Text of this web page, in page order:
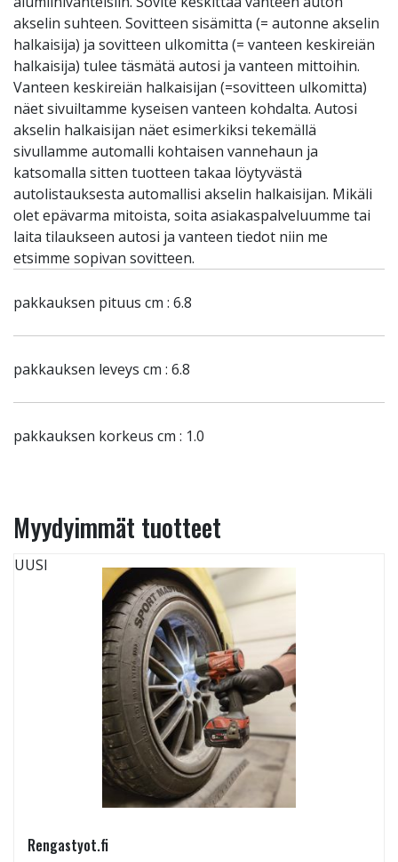
akselin suhteen. Sovitteen sisämitta (= autonne akselin
halkaisija) ja sovitteen ulkomitta (= vanteen keskireiän
halkaisija) tulee täsmätä autosi ja vanteen mittoihin.
Vanteen keskireiän halkaisijan (=sovitteen ulkomitta)
näet sivuiltamme kyseisen vanteen kohdalta. Autosi
akselin halkaisijan näet esimerkiksi tekemällä
sivullamme automalli kohtaisen vannehaun ja
katsomalla sitten tuotteen takaa löytyvästä
autolistauksesta automallisi akselin halkaisijan. Mikäli
olet epävarma mitoista, soita asiakaspalveluumme tai
laita tilaukseen autosi ja vanteen tiedot niin me
etsimme sopivan sovitteen.
pakkauksen pituus cm : 6.8
pakkauksen leveys cm : 6.8
pakkauksen korkeus cm : 1.0
Myydyimmät tuotteet
UUSI
Rengastyot.fi